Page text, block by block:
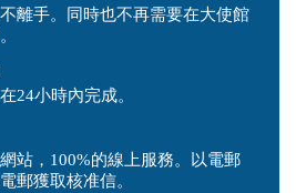
離手。同時也不再需要在大使館
24小時內完成。
站，100%的線上服務。以電郵
郵獲取核准信。